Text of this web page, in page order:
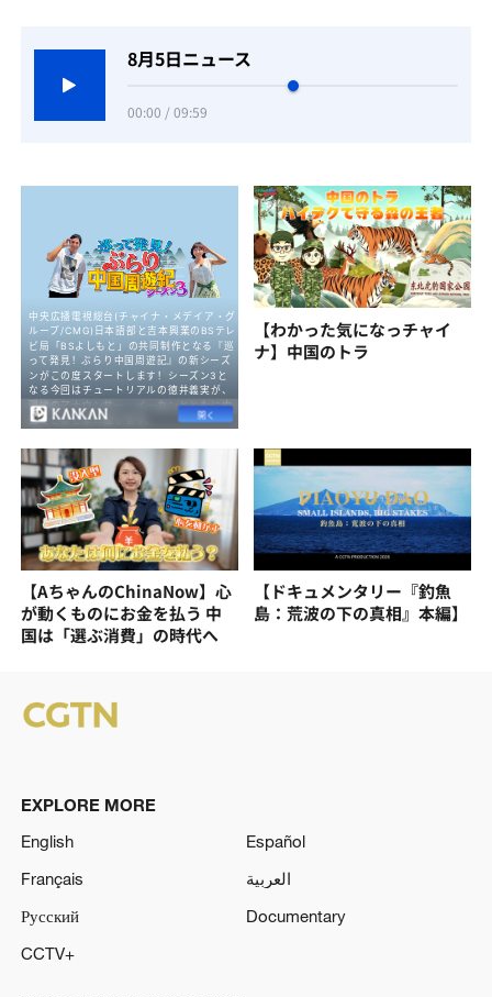
8月5日ニュース
00:00 / 09:59
【わかった気になっチャイ
ナ】中国のトラ
【AちゃんのChinaNow】心
が動くものにお金を払う 中
国は「選ぶ消費」の時代へ
【ドキュメンタリー『釣魚
島：荒波の下の真相』本編】
EXPLORE MORE
English
Español
Français
العربية
Русский
Documentary
CCTV+